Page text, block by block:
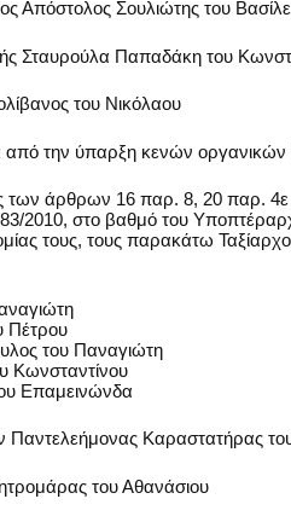
Απόστολος Σουλιώτης του
Σταυρούλα Παπαδάκη του
του Νικόλαου
από την ύπαρξη κενών
των άρθρων 16 παρ. 8, 20 παρ.
2010, στο βαθμό του
τους, τους παρακάτω
Πέτρου
του Παναγιώτη
Κωνσταντίνου
Επαμεινώνδα
Καραστατήρας
του Αθανάσιου